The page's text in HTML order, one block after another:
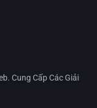
Cung Cấp Các Giải